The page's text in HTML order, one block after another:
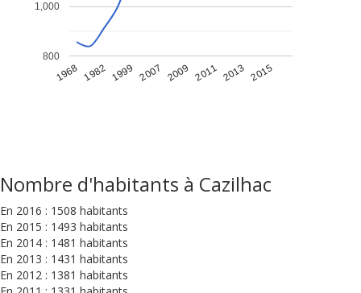
1968 1982 1999 2007 2009 2011 2013 2015
800
1,000
Nombre d'habitants à Cazilhac
En 2016 : 1508 habitants
En 2015 : 1493 habitants
En 2014 : 1481 habitants
En 2013 : 1431 habitants
En 2012 : 1381 habitants